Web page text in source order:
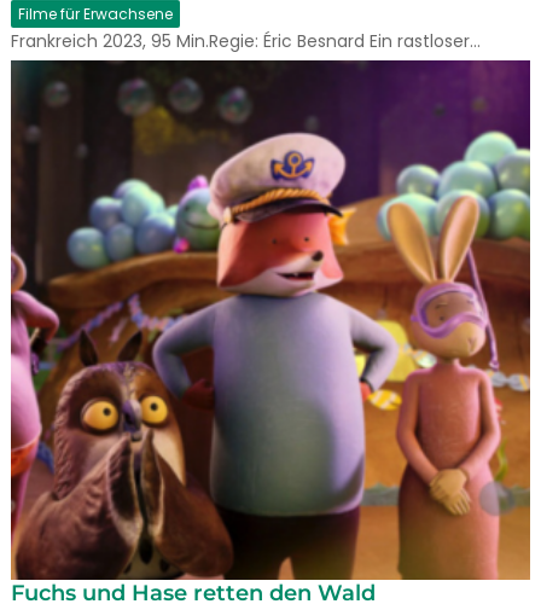
Filme für Erwachsene
Frankreich 2023, 95 Min.Regie: Éric Besnard Ein rastloser…
Fuchs und Hase retten den Wald